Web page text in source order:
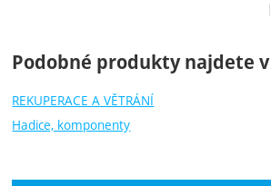
Podobné produkty najdete v
REKUPERACE A VĚTRÁNÍ
Hadice, komponenty